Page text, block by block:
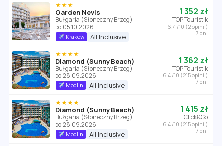
★★★
Garden Nevis
Bułgaria (Słoneczny Brzeg)
od 05.10.2026
Kraków All Inclusive
1 352 zł
TOP Touristik
6.4 /10 (2 opinii)
7 dni
★★★★
Diamond (Sunny Beach)
Bułgaria (Słoneczny Brzeg)
od 28.09.2026
Modlin All Inclusive
1 362 zł
TOP Touristik
6.4 /10 (215 opinii)
7 dni
★★★★
Diamond (Sunny Beach)
Bułgaria (Słoneczny Brzeg)
od 28.09.2026
Modlin All Inclusive
1 415 zł
Click&Go
6.4 /10 (215 opinii)
7 dni